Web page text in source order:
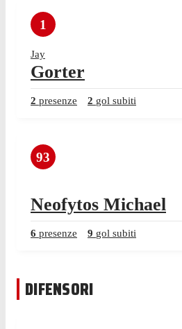
1
Jay
Gorter
2 presenze 2 gol subiti
93
Neofytos Michael
6 presenze 9 gol subiti
DIFENSORI